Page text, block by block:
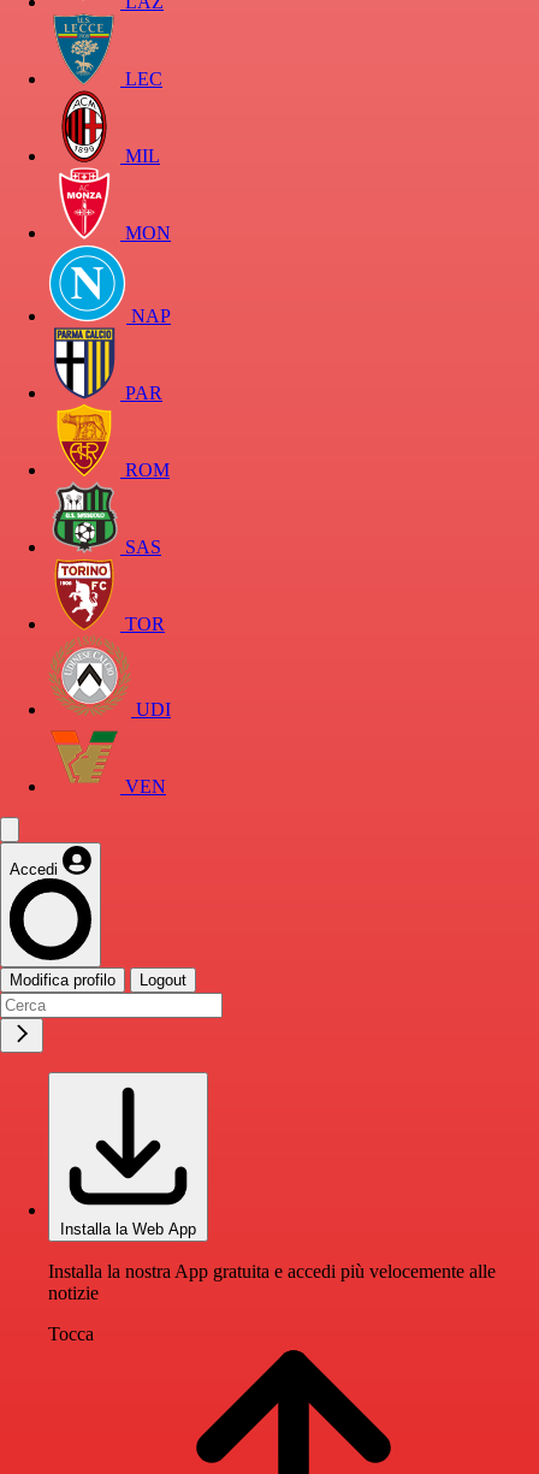
LEC
MIL
MON
NAP
PAR
ROM
SAS
TOR
UDI
VEN
Accedi
Modifica profilo Logout
Installa la Web App
Installa la nostra App gratuita e accedi più velocemente alle
notizie
Tocca